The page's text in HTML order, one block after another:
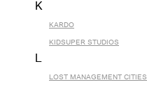
K
KARDO
KIDSUPER STUDIOS
L
LOST MANAGEMENT CITIES